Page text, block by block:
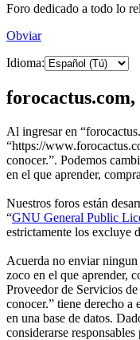
Foro dedicado a todo lo
Obviar
Idioma:
Al ingresar en
“https://
conocer.”. Podemos
en el que aprender,
Nuestros foros están
“GNU General Public
estrictamente los excluye
Acuerda no enviar
zoco en el que aprender,
Proveedor de Servicios
conocer.” tiene derecho
en una base de datos.
considerarse